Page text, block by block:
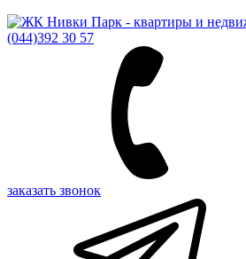
(044)392 30 57
заказать звонок